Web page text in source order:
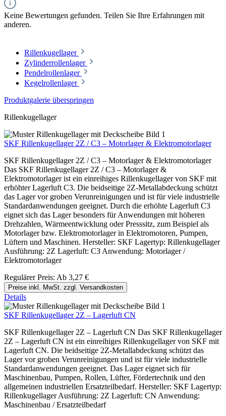
Keine Bewertungen gefunden. Teilen Sie Ihre Erfahrungen mit
anderen.
Rillenkugellager
Zylinderrollenlager
Pendelrollenlager
Kegelrollenlager
Produktgalerie überspringen
Rillenkugellager
SKF Rillenkugellager 2Z / C3 – Motorlager & Elektromotorlager
SKF Rillenkugellager 2Z / C3 – Motorlager & Elektromotorlager
Das SKF Rillenkugellager 2Z / C3 – Motorlager &
Elektromotorlager ist ein einreihiges Rillenkugellager von SKF mit
erhöhter Lagerluft C3. Die beidseitige 2Z-Metallabdeckung schützt
das Lager vor groben Verunreinigungen und ist für viele industrielle
Standardanwendungen geeignet. Durch die erhöhte Lagerluft C3
eignet sich das Lager besonders für Anwendungen mit höheren
Drehzahlen, Wärmeentwicklung oder Presssitz, zum Beispiel als
Motorlager bzw. Elektromotorlager in Elektromotoren, Pumpen,
Lüftern und Maschinen. Hersteller: SKF Lagertyp: Rillenkugellager
Ausführung: 2Z Lagerluft: C3 Anwendung: Motorlager /
Elektromotorlager
Regulärer Preis: Ab 3,27 €
Preise inkl. MwSt. zzgl. Versandkosten
Details
SKF Rillenkugellager 2Z – Lagerluft CN
SKF Rillenkugellager 2Z – Lagerluft CN Das SKF Rillenkugellager
2Z – Lagerluft CN ist ein einreihiges Rillenkugellager von SKF mit
Lagerluft CN. Die beidseitige 2Z-Metallabdeckung schützt das
Lager vor groben Verunreinigungen und ist für viele industrielle
Standardanwendungen geeignet. Das Lager eignet sich für
Maschinenbau, Pumpen, Rollen, Lüfter, Fördertechnik und den
allgemeinen industriellen Ersatzteilbedarf. Hersteller: SKF Lagertyp:
Rillenkugellager Ausführung: 2Z Lagerluft: CN Anwendung:
Maschinenbau / Ersatzteilbedarf